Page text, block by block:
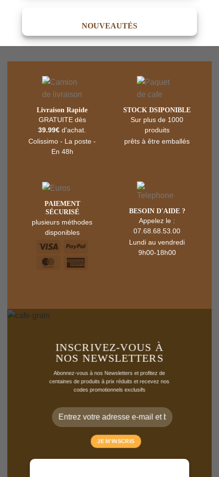
34.99 €.29.99 €.
NOUVEAUTÉS
Livraison Rapide
GRATUITE dès
39.99€ d'achat.
Colissimo - La poste -
En 48h
STOCK DSIPONIBLE
Sur plus de 1000
produits
prêts à être emballés
‎PAIEMENT
SÉCURISÉ
plusieurs méthodes
disponibles
BESOIN D'AIDE ?
Appelez le :
07.68.68.53.00
Lundi au vendredi
9h00-18h00
INSCRIVEZ-VOUS À
NOS NEWSLETTERS
Abonnez-vous à nos Newsletters et profitez de
centaines de produits à prix réduits et recevez nos
codes promotionnels exclusifs